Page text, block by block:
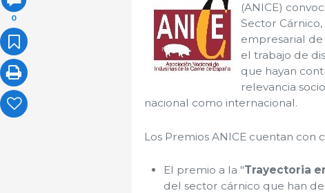
0
(ANICE)
Sector
empresarial
el trabajo de
que hayan
relevancia
nacional como internacional.
Los Premios ANICE cuentan con
El premio a la "Trayectoria
del sector cárnico que han